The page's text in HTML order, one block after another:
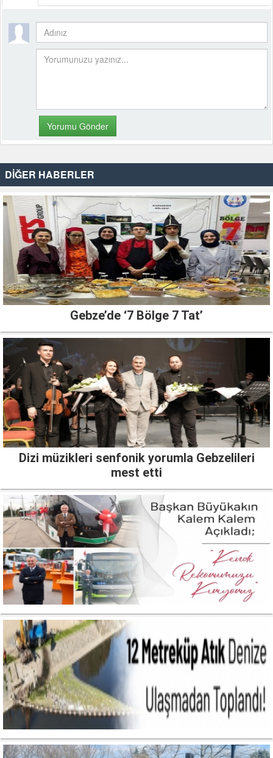
DİĞER HABERLER
Gebze’de ‘7 Bölge 7 Tat’
Dizi müzikleri senfonik yorumla Gebzelileri
mest etti